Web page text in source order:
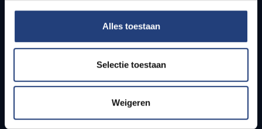
Alles toestaan
Selectie toestaan
Weigeren
Studenten
PhD-studenten
Leerkrachten en secundaire scholen